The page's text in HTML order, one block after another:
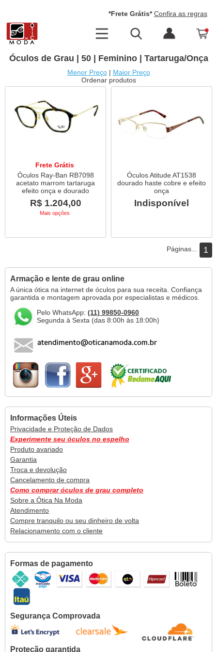
*Frete Grátis* Confira as regras
Óculos de Grau | 50 | Feminino | Tartaruga/Onça
Menor Preço| Maior Preço
Ordenar produtos
Frete Grátis
Óculos Ray-Ban RB7098
acetato marrom tartaruga
efeito onça e dourado
R$ 1.204,00
Mais opções
Óculos Atitude AT1538
dourado haste cobre e efeito
onça
Indisponível
Páginas... 1
Armação e lente de grau online
A única ótica na internet de óculos para sua receita. Confiança
garantida e montagem aprovada por especialistas e médicos.
Pelo WhatsApp: (11) 99850-0960
Segunda à Sexta (das 8:00h às 18:00h)
Informações Úteis
Privacidade e Proteção de Dados
Experimente seu óculos no espelho
Produto avariado
Garantia
Troca e devolução
Cancelamento de compra
Como comprar óculos de grau completo
Sobre a Ótica Na Moda
Atendimento
Compre tranquilo ou seu dinheiro de volta
Relacionamento com o cliente
Formas de pagamento
Segurança Comprovada
Proteção garantida